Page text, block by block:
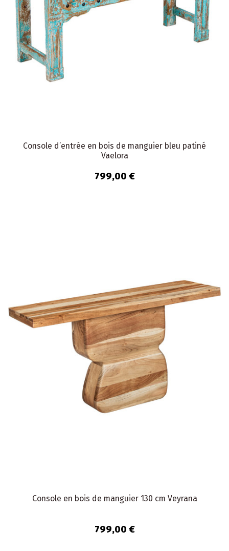
Console d’entrée en bois de manguier bleu patiné
Vaelora
799,00 €
Console en bois de manguier 130 cm Veyrana
799,00 €